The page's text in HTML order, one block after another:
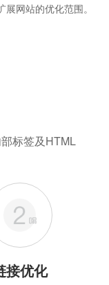
展网站的优化范围。
标签及HTML
接优化